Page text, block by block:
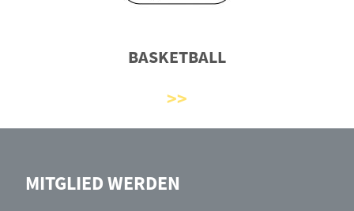
BASKETBALL
MITGLIED WERDEN